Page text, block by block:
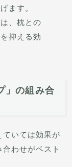
ます。
、枕との
抑える効
」の組み合
いては効果が
わせがベスト